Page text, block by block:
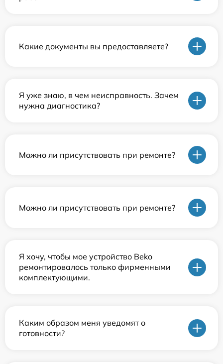
Какие документы вы предоставляете?
Я уже знаю, в чем неисправность. Зачем
нужна диагностика?
Можно ли присутствовать при ремонте?
Можно ли присутствовать при ремонте?
Я хочу, чтобы мое устройство Beko
ремонтировалось только фирменными
комплектующими.
Каким образом меня уведомят о
готовности?